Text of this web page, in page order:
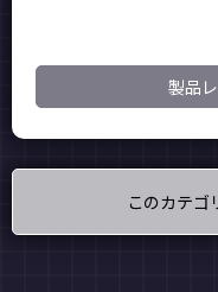
製品
このカテ